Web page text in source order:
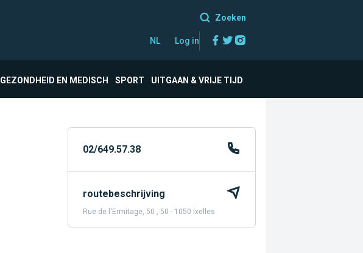
Zoeken
NL Log in Facebook
Twitter
GEZONDHEID EN MEDISCH SPORT UITGAAN & VRIJE TIJD
02/649.57.38
routebeschrijving
Rue de l'Ermitage, 50 , 50 - 1050 Ixelles